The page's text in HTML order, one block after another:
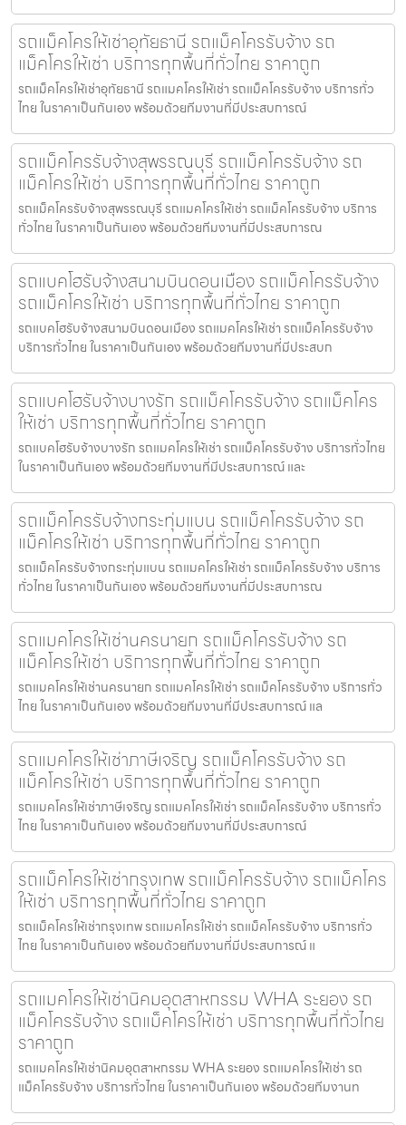
รถแม็คโครให้เช่าอุทัยธานี รถแม็คโครรับจ้าง รถ
แม็คโครให้เช่า บริการทุกพื้นที่ทั่วไทย ราคาถูก
รถแม็คโครให้เช่าอุทัยธานี รถแมคโครให้เช่า รถแม็คโครรับจ้าง บริการทั่ว
ไทย ในราคาเป็นกันเอง พร้อมด้วยทีมงานที่มีประสบการณ์
รถแม็คโครรับจ้างสุพรรณบุรี รถแม็คโครรับจ้าง รถ
แม็คโครให้เช่า บริการทุกพื้นที่ทั่วไทย ราคาถูก
รถแม็คโครรับจ้างสุพรรณบุรี รถแมคโครให้เช่า รถแม็คโครรับจ้าง บริการ
ทั่วไทย ในราคาเป็นกันเอง พร้อมด้วยทีมงานที่มีประสบการณ
รถแบคโฮรับจ้างสนามบินดอนเมือง รถแม็คโครรับจ้าง
รถแม็คโครให้เช่า บริการทุกพื้นที่ทั่วไทย ราคาถูก
รถแบคโฮรับจ้างสนามบินดอนเมือง รถแมคโครให้เช่า รถแม็คโครรับจ้าง
บริการทั่วไทย ในราคาเป็นกันเอง พร้อมด้วยทีมงานที่มีประสบก
รถแบคโฮรับจ้างบางรัก รถแม็คโครรับจ้าง รถแม็คโคร
ให้เช่า บริการทุกพื้นที่ทั่วไทย ราคาถูก
รถแบคโฮรับจ้างบางรัก รถแมคโครให้เช่า รถแม็คโครรับจ้าง บริการทั่วไทย
ในราคาเป็นกันเอง พร้อมด้วยทีมงานที่มีประสบการณ์ และ
รถแม็คโครรับจ้างกระทุ่มแบน รถแม็คโครรับจ้าง รถ
แม็คโครให้เช่า บริการทุกพื้นที่ทั่วไทย ราคาถูก
รถแม็คโครรับจ้างกระทุ่มแบน รถแมคโครให้เช่า รถแม็คโครรับจ้าง บริการ
ทั่วไทย ในราคาเป็นกันเอง พร้อมด้วยทีมงานที่มีประสบการณ
รถแมคโครให้เช่านครนายก รถแม็คโครรับจ้าง รถ
แม็คโครให้เช่า บริการทุกพื้นที่ทั่วไทย ราคาถูก
รถแมคโครให้เช่านครนายก รถแมคโครให้เช่า รถแม็คโครรับจ้าง บริการทั่ว
ไทย ในราคาเป็นกันเอง พร้อมด้วยทีมงานที่มีประสบการณ์ แล
รถแมคโครให้เช่าภาษีเจริญ รถแม็คโครรับจ้าง รถ
แม็คโครให้เช่า บริการทุกพื้นที่ทั่วไทย ราคาถูก
รถแมคโครให้เช่าภาษีเจริญ รถแมคโครให้เช่า รถแม็คโครรับจ้าง บริการทั่ว
ไทย ในราคาเป็นกันเอง พร้อมด้วยทีมงานที่มีประสบการณ์
รถแม็คโครให้เช่ากรุงเทพ รถแม็คโครรับจ้าง รถแม็คโคร
ให้เช่า บริการทุกพื้นที่ทั่วไทย ราคาถูก
รถแม็คโครให้เช่ากรุงเทพ รถแมคโครให้เช่า รถแม็คโครรับจ้าง บริการทั่ว
ไทย ในราคาเป็นกันเอง พร้อมด้วยทีมงานที่มีประสบการณ์ แ
รถแมคโครให้เช่านิคมอุตสาหกรรม WHA ระยอง รถ
แม็คโครรับจ้าง รถแม็คโครให้เช่า บริการทุกพื้นที่ทั่วไทย
ราคาถูก
รถแมคโครให้เช่านิคมอุตสาหกรรม WHA ระยอง รถแมคโครให้เช่า รถ
แม็คโครรับจ้าง บริการทั่วไทย ในราคาเป็นกันเอง พร้อมด้วยทีมงานท